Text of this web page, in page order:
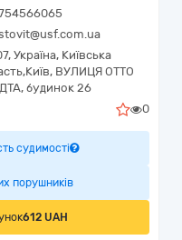
Україна, Київська
Київ, ВУЛИЦЯ ОТТО
будинок 26
0
судимості
порушників
612 UAH